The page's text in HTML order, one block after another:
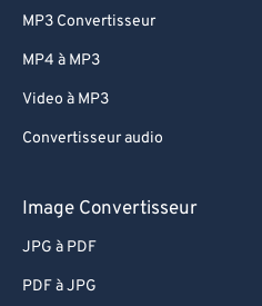
MP3 Convertisseur
MP4 à MP3
Video à MP3
Convertisseur audio
Image Convertisseur
JPG à PDF
PDF à JPG